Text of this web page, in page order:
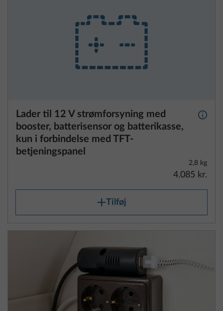
Lader til 12 V strømforsyning med
booster, batterisensor og batterikasse,
kun i forbindelse med TFT-
betjeningspanel
2,8 kg
4.085 kr.
Tilføj